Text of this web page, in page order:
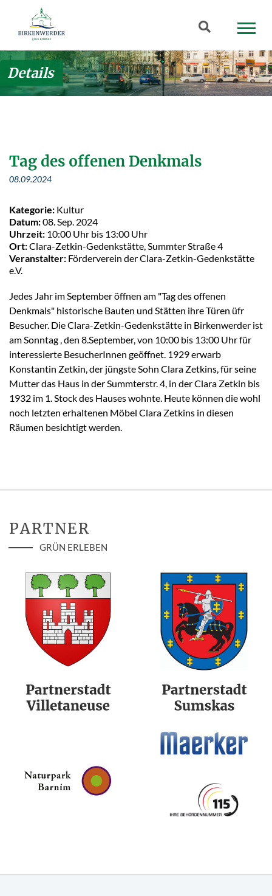
Zum Hauptinhalt springen
Suchbegriff
Details
Tag des offenen Denkmals
08.09.2024
Kategorie: Kultur
Datum:08. Sep. 2024
Uhrzeit: 10:00 Uhr bis 13:00 Uhr
Ort:Clara-Zetkin-Gedenkstätte, Summter Straße 4
Veranstalter: Förderverein der Clara-Zetkin-Gedenkstätte
e.V.
Jedes Jahr im September öffnen am "Tag des offenen
Denkmals" historische Bauten und Stätten ihre Türen üfr
Besucher. Die Clara-Zetkin-Gedenkstätte in Birkenwerder ist
am Sonntag , den 8.September, von 10:00 bis 13:00 Uhr für
interessierte BesucherInnen geöffnet. 1929 erwarb
Konstantin Zetkin, der jüngste Sohn Clara Zetkins, für seine
Mutter das Haus in der Summterstr. 4, in der Clara Zetkin bis
1932 im 1. Stock des Hauses wohnte. Heute können die wohl
noch letzten erhaltenen Möbel Clara Zetkins in diesen
Räumen besichtigt werden.
PARTNER
GRÜN ERLEBEN